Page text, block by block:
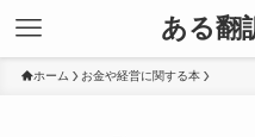
ある翻
ホーム お金や経営に関する本